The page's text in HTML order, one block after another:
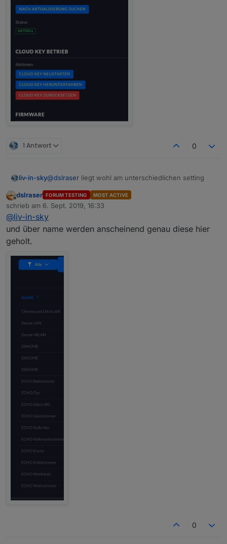
1 Antwort 0
liv-in-sky@dslraser liegt wohl am unterschiedlichen setting
Offline
dslraser FORUM TESTING MOST ACTIVE
schrieb am 6. Sept. 2019, 16:33
zuletzt editiert von
@liv-in-sky
und über name werden anscheinend genau diese hier
geholt.
0